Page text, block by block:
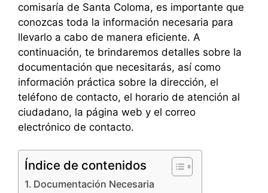
comisaría de Santa Coloma, es importante que
conozcas toda la información necesaria para
llevarlo a cabo de manera eficiente. A
continuación, te brindaremos detalles sobre la
documentación que necesitarás, así como
información práctica sobre la dirección, el
teléfono de contacto, el horario de atención al
ciudadano, la página web y el correo
electrónico de contacto.
Índice de contenidos
Documentación Necesaria